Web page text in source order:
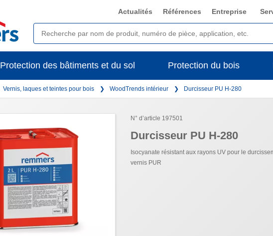
Actualités Références Entreprise
Protection des bâtiments et du sol Protection du bois
Vernis, laques et teintes pour bois WoodTrends intérieur Durcisseur PU H-280
N° d’article 197501
Durcisseur PU H-280
Isocyanate résistant aux rayons UV pour le
vernis PUR